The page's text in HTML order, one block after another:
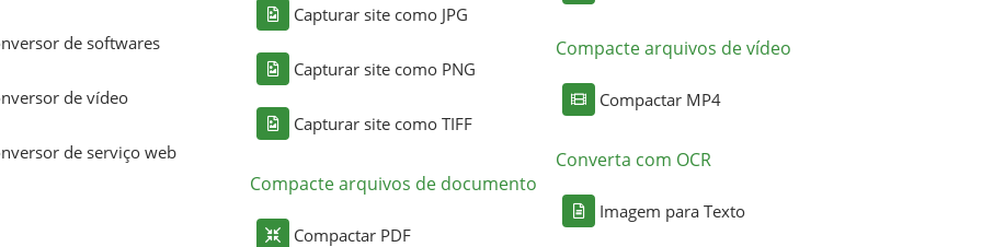
de softwares
de vídeo
de serviço web
Capturar site como JPG
Capturar site como PNG
Capturar site como TIFF
Compacte arquivos de documento
Compactar PDF
Compacte arquivos de vídeo
Compactar MP4
Converta com OCR
Imagem para Texto